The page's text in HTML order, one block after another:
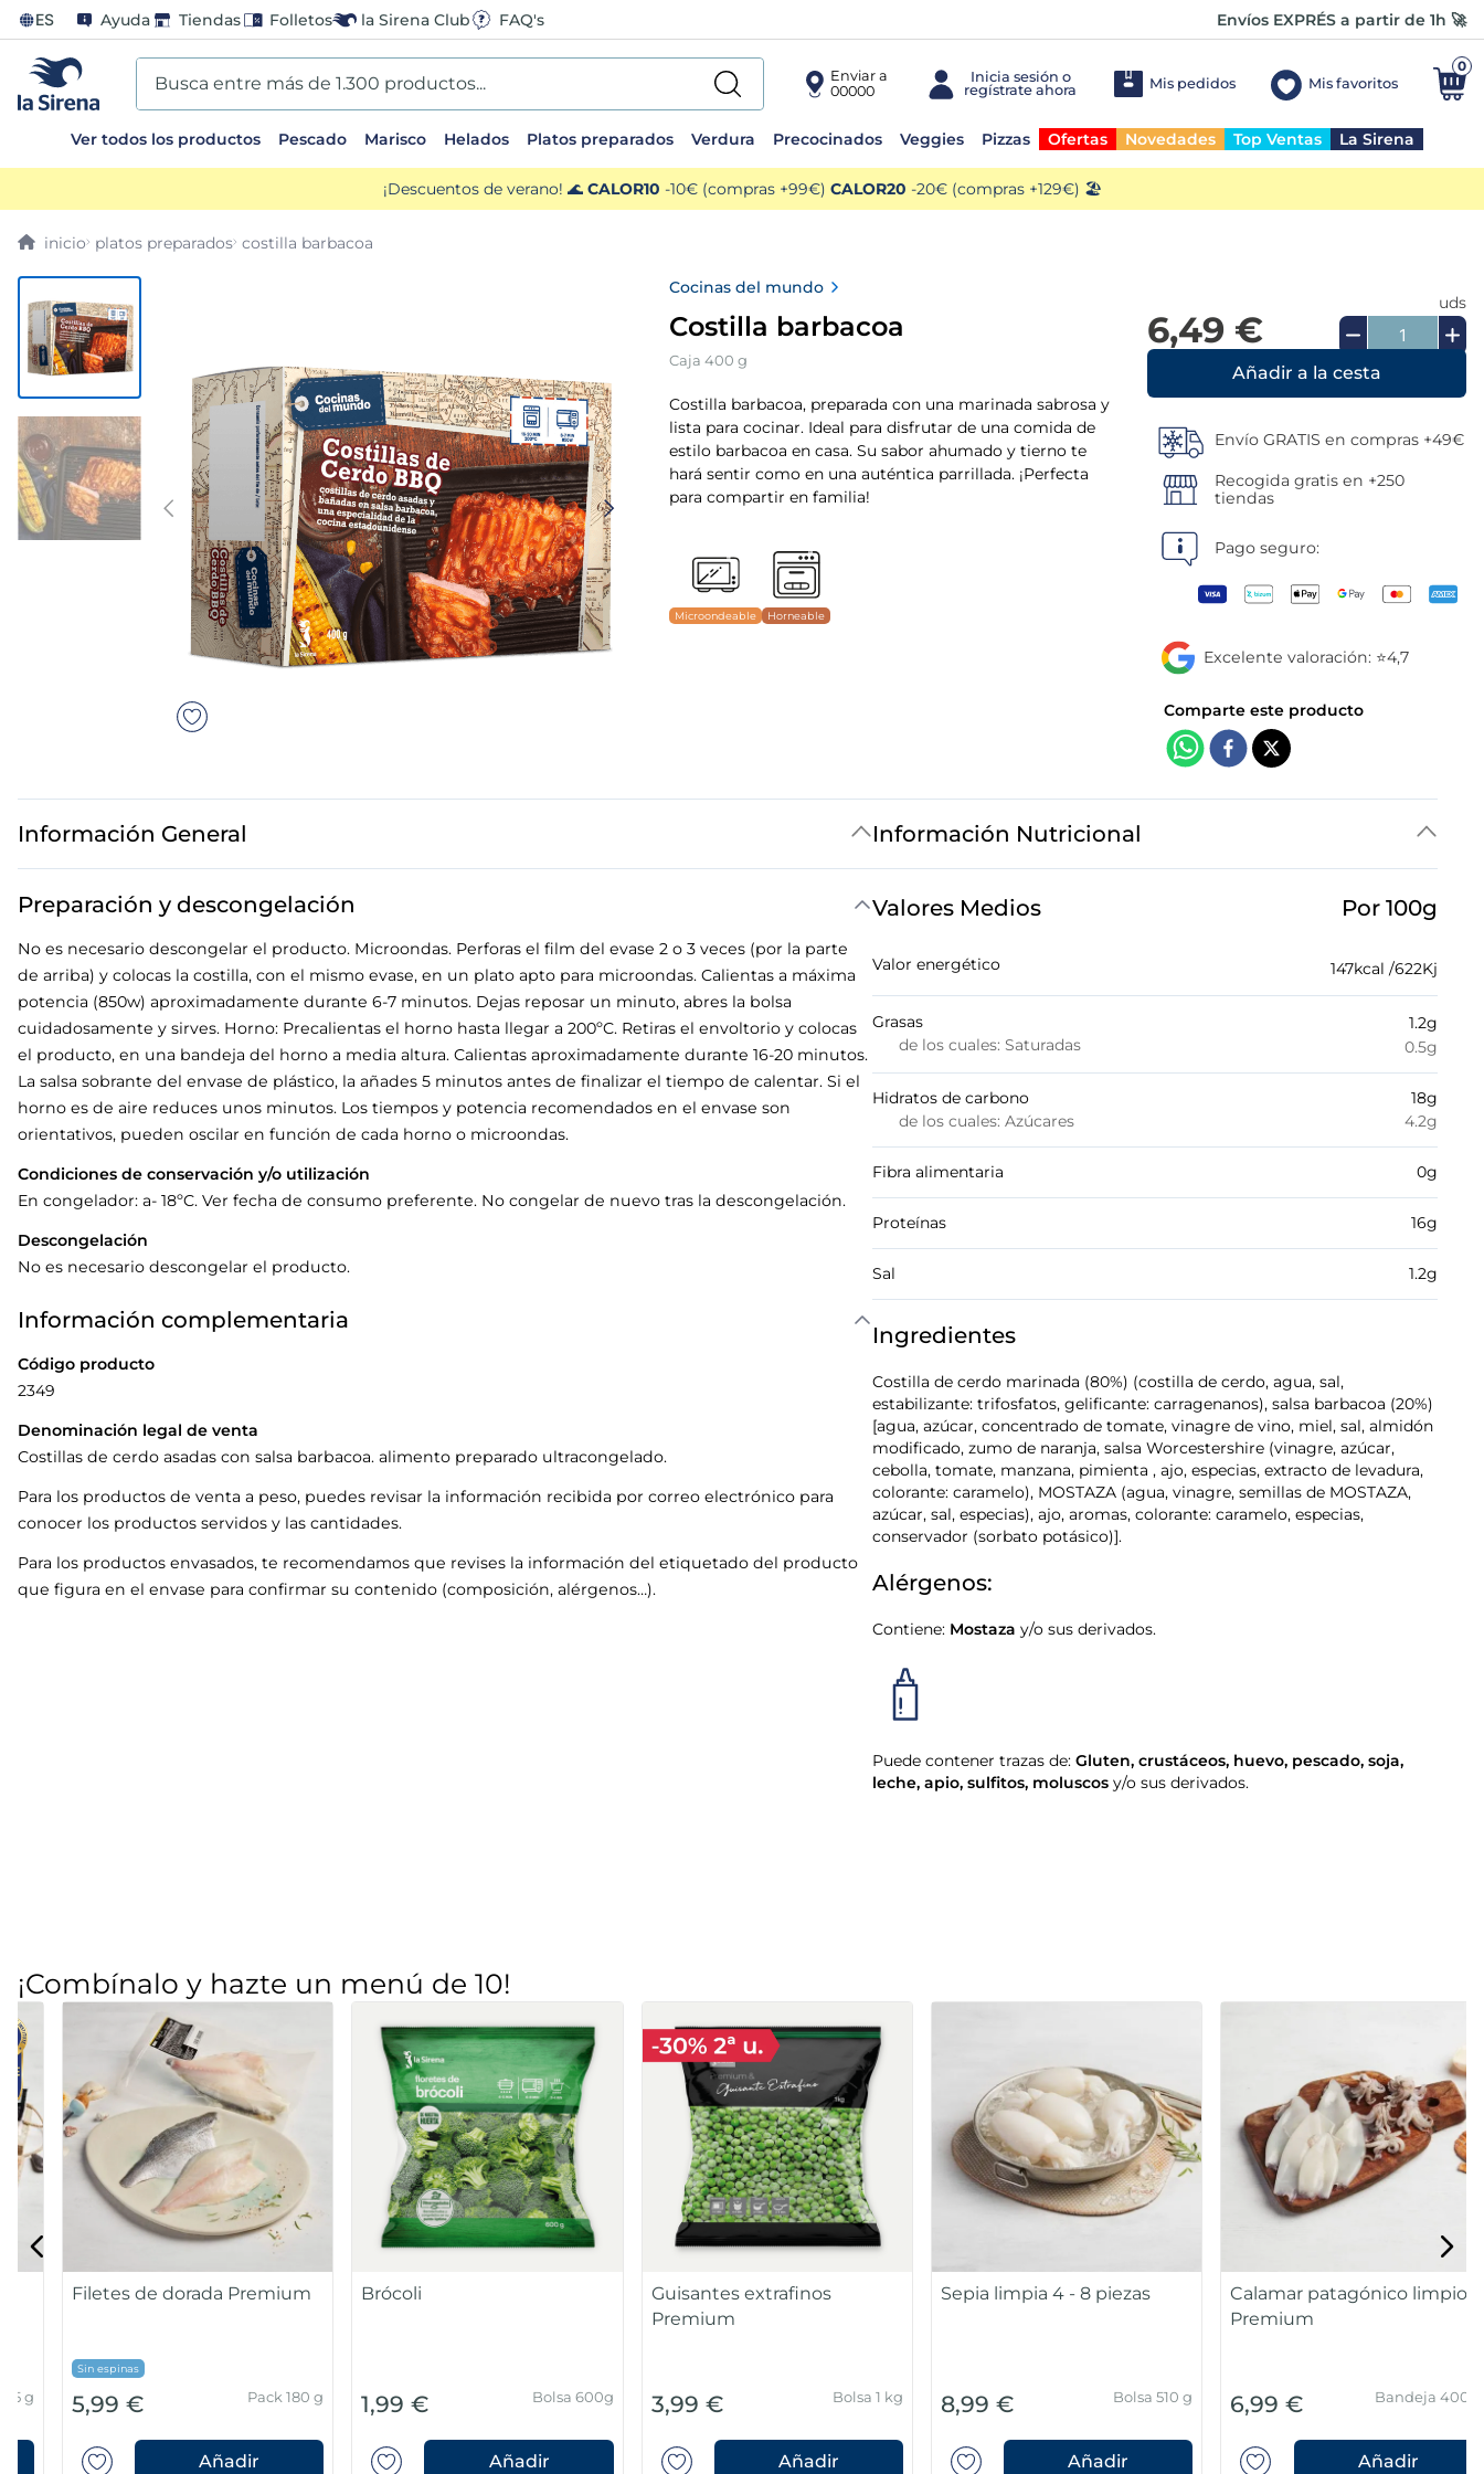
ES Ayuda Tiendas Folletos la Sirena Club FAQ's Envíos EXPRÉS a partir de 1h 🚀
Busca entre más de 1.300 productos...
Enviar a
00000
Mis pedidos Mis favoritos
0
Ver todos los productos Pescado Marisco Helados Platos preparados Verdura Precocinados Veggies Pizzas Ofertas Novedades Top Ventas La Sirena
¡Descuentos de verano! 🌊 CALOR10 -10€ (compras +99€) CALOR20 -20€ (compras +129€) 🏖️
platos preparados costilla barbacoa
Cocinas del mundo
Costilla barbacoa
Caja 400 g
Costilla barbacoa, preparada con una marinada sabrosa y
lista para cocinar. Ideal para disfrutar de una comida de
estilo barbacoa en casa. Su sabor ahumado y tierno te
hará sentir como en una auténtica parrillada. ¡Perfecta
para compartir en familia!
Microondeable Horneable
6,49 €
uds
Añadir a la cesta
Envío GRATIS en compras +49€
Recogida gratis en +250
tiendas
Pago seguro:
Excelente valoración: ⭐4,7
Información General
Preparación y descongelación
No es necesario descongelar el producto. Microondas. Perforas el film del evase 2 o 3 veces (por la parte
de arriba) y colocas la costilla, con el mismo evase, en un plato apto para microondas. Calientas a máxima
potencia (850w) aproximadamente durante 6-7 minutos. Dejas reposar un minuto, abres la bolsa
cuidadosamente y sirves. Horno: Precalientas el horno hasta llegar a 200ºC. Retiras el envoltorio y colocas
el producto, en una bandeja del horno a media altura. Calientas aproximadamente durante 16-20 minutos.
La salsa sobrante del envase de plástico, la añades 5 minutos antes de finalizar el tiempo de calentar. Si el
horno es de aire reduces unos minutos. Los tiempos y potencia recomendados en el envase son
orientativos, pueden oscilar en función de cada horno o microondas.
Condiciones de conservación y/o utilización
En congelador: a- 18ºC. Ver fecha de consumo preferente. No congelar de nuevo tras la descongelación.
Descongelación
No es necesario descongelar el producto.
Información complementaria
Código producto
2349
Denominación legal de venta
Costillas de cerdo asadas con salsa barbacoa. alimento preparado ultracongelado.
Para los productos de venta a peso, puedes revisar la información recibida por correo electrónico para
conocer los productos servidos y las cantidades.
Para los productos envasados, te recomendamos que revises la información del etiquetado del producto
que figura en el envase para confirmar su contenido (composición, alérgenos…).
Información Nutricional
Valores Medios Por 100g
Valor energético 147kcal /622Kj
Grasas
de los cuales: Saturadas
1.2g
0.5g
Hidratos de carbono
de los cuales: Azúcares
18g
4.2g
Fibra alimentaria 0g
Proteínas 16g
Sal 1.2g
Ingredientes
Costilla de cerdo marinada (80%) (costilla de cerdo, agua, sal,
estabilizante: trifosfatos, gelificante: carragenanos), salsa barbacoa (20%)
[agua, azúcar, concentrado de tomate, vinagre de vino, miel, sal, almidón
modificado, zumo de naranja, salsa Worcestershire (vinagre, azúcar,
cebolla, tomate, manzana, pimienta , ajo, especias, extracto de levadura,
colorante: caramelo), MOSTAZA (agua, vinagre, semillas de MOSTAZA,
azúcar, sal, especias), ajo, aromas, colorante: caramelo, especias,
conservador (sorbato potásico)].
Alérgenos:
Contiene: Mostaza y/o sus derivados.
Puede contener trazas de: Gluten, crustáceos, huevo, pescado, soja,
leche, apio, sulfitos, moluscos y/o sus derivados.
¡Combínalo y hazte un menú de 10!
Filetes de dorada Premium
Sin espinas
5,99 € Pack 180 g
Añadir
Brócoli
1,99 € Bolsa 600g
Añadir
Guisantes extrafinos
Premium
3,99 € Bolsa 1 kg
Añadir
Sepia limpia 4 - 8 piezas
8,99 € Bolsa 510 g
Añadir
Calamar patagónico limpio
Premium
6,99 € Bandeja 400 g
Añadir
TÉRMINOS MÁS BUSCADOS
1. helados sirena
3. patatas
4. gamba
5 verduras
6. croquetas
7. canelones